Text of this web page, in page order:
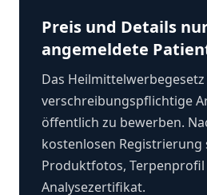
Preis und Details
angemeldete
Das
verschreibungspflichtige
öffentlich zu bewerben.
kostenlosen Registrierung
Produktfotos,
Analysezertifikat.